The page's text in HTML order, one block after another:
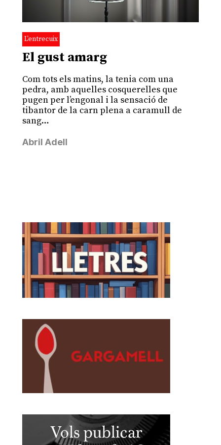
L'entrecuix
El gust amarg
Com tots els matins, la tenia com una
pedra, amb aquelles cosquerelles que
pugen per l’engonal i la sensació de
tibantor de la carn plena a caramull de
sang…
Abril Adell